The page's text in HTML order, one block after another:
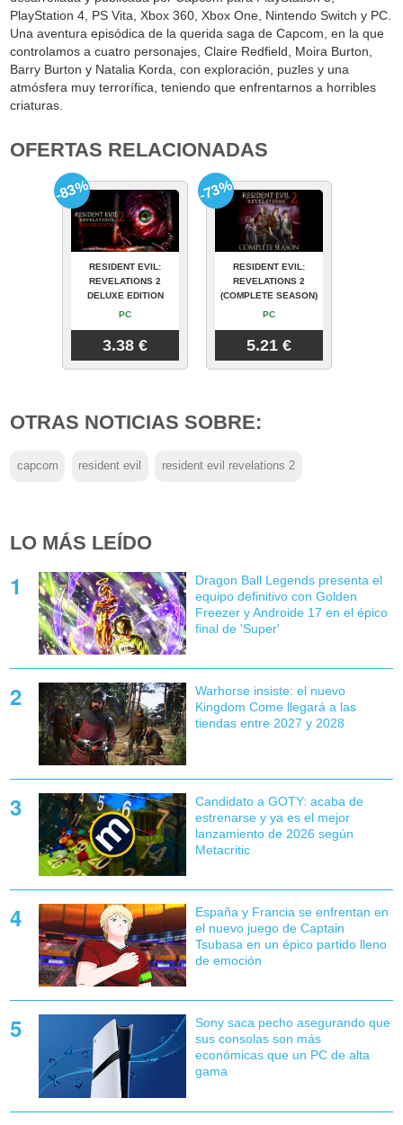
PlayStation 4, PS Vita, Xbox 360, Xbox One, Nintendo Switch y PC.
Una aventura episódica de la querida saga de Capcom, en la que
controlamos a cuatro personajes, Claire Redfield, Moira Burton,
Barry Burton y Natalia Korda, con exploración, puzles y una
atmósfera muy terrorífica, teniendo que enfrentarnos a horribles
criaturas.
OFERTAS RELACIONADAS
RESIDENT EVIL:
REVELATIONS 2
DELUXE EDITION
PC
3.38 €
-83%
RESIDENT EVIL:
REVELATIONS 2
(COMPLETE SEASON)
PC
5.21 €
-73%
OTRAS NOTICIAS SOBRE:
capcom resident evil resident evil revelations 2
LO MÁS LEÍDO
Dragon Ball Legends presenta el
equipo definitivo con Golden
Freezer y Androide 17 en el épico
final de 'Super'
Warhorse insiste: el nuevo
Kingdom Come llegará a las
tiendas entre 2027 y 2028
Candidato a GOTY: acaba de
estrenarse y ya es el mejor
lanzamiento de 2026 según
Metacritic
España y Francia se enfrentan en
el nuevo juego de Captain
Tsubasa en un épico partido lleno
de emoción
Sony saca pecho asegurando que
sus consolas son más
económicas que un PC de alta
gama